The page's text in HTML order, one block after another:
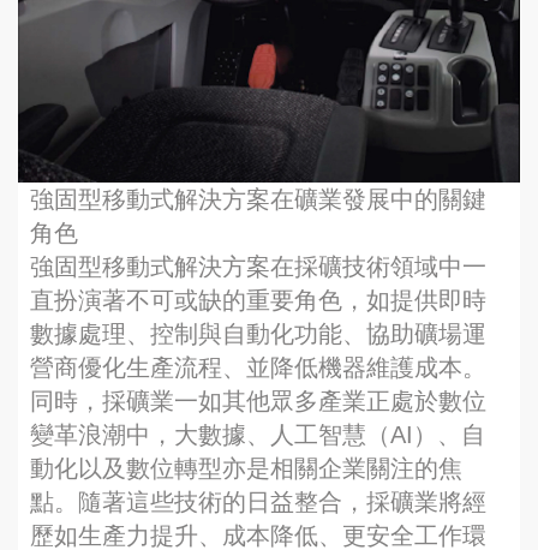
強固型移動式解決方案在礦業發展中的關鍵
角色
強固型移動式解決方案在採礦技術領域中一
直扮演著不可或缺的重要角色，如提供即時
數據處理、控制與自動化功能、協助礦場運
營商優化生產流程、並降低機器維護成本。
同時，採礦業一如其他眾多產業正處於數位
變革浪潮中，大數據、人工智慧（AI）、自
動化以及數位轉型亦是相關企業關注的焦
點。隨著這些技術的日益整合，採礦業將經
歷如生產力提升、成本降低、更安全工作環